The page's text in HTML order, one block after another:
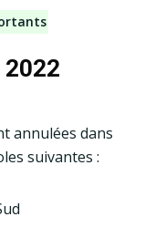
2022
annulées dans
suivantes :